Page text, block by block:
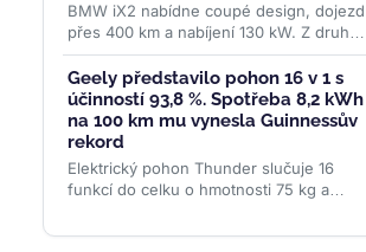
BMW iX2 nabídne coupé design, dojezd
přes 400 km a nabíjení 130 kW. Z druhé
ruky ho lze pořídit od 880 000 Kč. Je to
nejlepší volba v...>>
Geely představilo pohon 16 v 1 s
účinností 93,8 %. Spotřeba 8,2 kWh
na 100 km mu vynesla Guinnessův
rekord
Elektrický pohon Thunder slučuje 16
funkcí do celku o hmotnosti 75 kg a
Galaxy TT s ním objel jezero...>>